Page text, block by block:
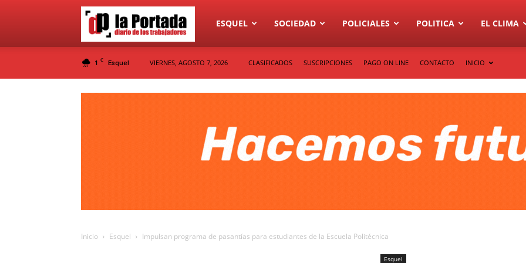
Diario
La
ESQUEL SOCIEDAD POLICIALES POLITICA EL CLIMA
1 C Esquel VIERNES, AGOSTO 7, 2026 CLASIFICADOS SUSCRIPCIONES PAGO ON LINE CONTACTO INICIO
Inicio Esquel Impulsan programa de pasantías para estudiantes de la Escuela Politécnica
Esquel